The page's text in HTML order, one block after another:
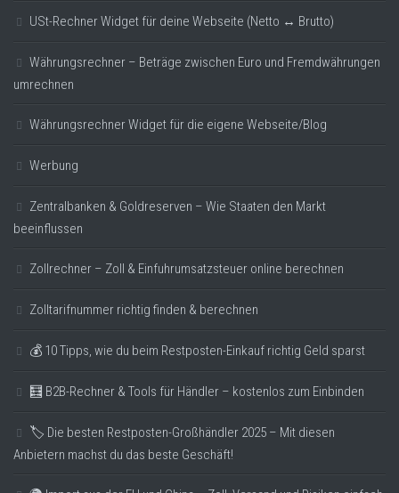
USt-Rechner Widget für deine Webseite (Netto ↔ Brutto)
Währungsrechner – Beträge zwischen Euro und Fremdwährungen
umrechnen
Währungsrechner Widget für die eigene Webseite/Blog
Werbung
Zentralbanken & Goldreserven – Wie Staaten den Markt
beeinflussen
Zollrechner – Zoll & Einfuhrumsatzsteuer online berechnen
Zolltarifnummer richtig finden & berechnen
💰 10 Tipps, wie du beim Restposten-Einkauf richtig Geld sparst
🧮 B2B-Rechner & Tools für Händler – kostenlos zum Einbinden
🏷️ Die besten Restposten-Großhändler 2025 – Mit diesen
Anbietern machst du das beste Geschäft!